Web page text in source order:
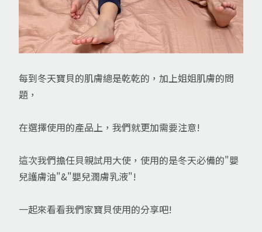
每到冬天寶貝的肌膚總是乾乾的，加上姐姐肌膚的問
題，
在選擇使用的產品上，我們就更加需要注意!
這次我們擔任貝親試用大使，使用的是冬天必備的"嬰
兒護膚油"&"嬰兒潤膚乳液"!
一起來看看我們家寶貝使用的分享吧!